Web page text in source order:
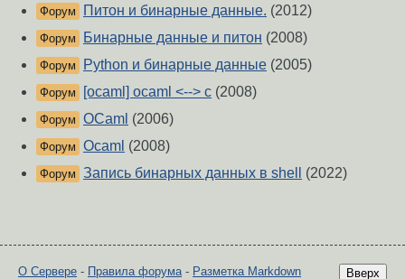
Форум Питон и бинарные данные. (2012)
Форум Бинарные данные и питон (2008)
Форум Python и бинарные данные (2005)
Форум [ocaml] ocaml <--> c (2008)
Форум OCaml (2006)
Форум Ocaml (2008)
Форум Запись бинарных данных в shell (2022)
Вверх
О Сервере - Правила форума- Разметка Markdown